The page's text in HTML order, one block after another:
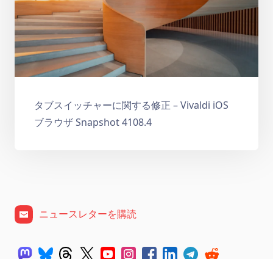
タブスイッチャーに関する修正 – Vivaldi iOS
ブラウザ Snapshot 4108.4
ニュースレターを購読